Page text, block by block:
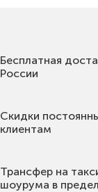
Бесплатная
России
Скидки
клиентам
Трансфер на
шоурума в